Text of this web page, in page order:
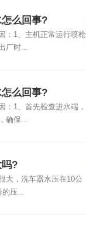
么回事?
：1、主机正常运行喷枪
厂时...
么回事?
：1、首先检查进水端，
确保...
?
大，洗车器水压在10公
的压...